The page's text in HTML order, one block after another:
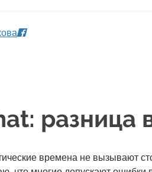
разница
времена не вызывают